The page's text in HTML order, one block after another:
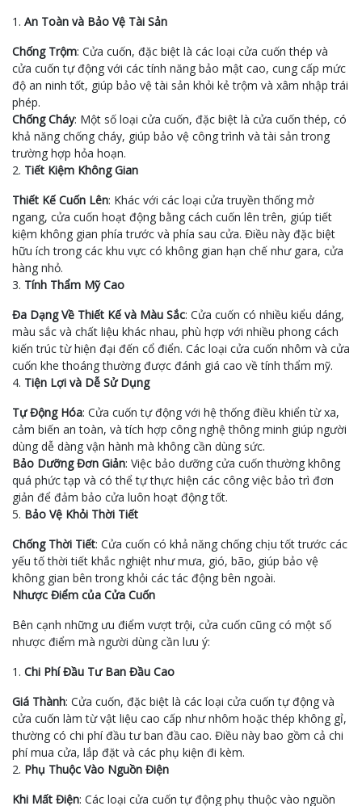
1. An Toàn và Bảo Vệ Tài Sản
Chống Trộm: Cửa cuốn, đặc biệt là các loại cửa cuốn thép và
cửa cuốn tự động với các tính năng bảo mật cao, cung cấp mức
độ an ninh tốt, giúp bảo vệ tài sản khỏi kẻ trộm và xâm nhập trái
phép.
Chống Cháy: Một số loại cửa cuốn, đặc biệt là cửa cuốn thép, có
khả năng chống cháy, giúp bảo vệ công trình và tài sản trong
trường hợp hỏa hoạn.
2. Tiết Kiệm Không Gian
Thiết Kế Cuốn Lên: Khác với các loại cửa truyền thống mở
ngang, cửa cuốn hoạt động bằng cách cuốn lên trên, giúp tiết
kiệm không gian phía trước và phía sau cửa. Điều này đặc biệt
hữu ích trong các khu vực có không gian hạn chế như gara, cửa
hàng nhỏ.
3. Tính Thẩm Mỹ Cao
Đa Dạng Về Thiết Kế và Màu Sắc: Cửa cuốn có nhiều kiểu dáng,
màu sắc và chất liệu khác nhau, phù hợp với nhiều phong cách
kiến trúc từ hiện đại đến cổ điển. Các loại cửa cuốn nhôm và cửa
cuốn khe thoáng thường được đánh giá cao về tính thẩm mỹ.
4. Tiện Lợi và Dễ Sử Dụng
Tự Động Hóa: Cửa cuốn tự động với hệ thống điều khiển từ xa,
cảm biến an toàn, và tích hợp công nghệ thông minh giúp người
dùng dễ dàng vận hành mà không cần dùng sức.
Bảo Dưỡng Đơn Giản: Việc bảo dưỡng cửa cuốn thường không
quá phức tạp và có thể tự thực hiện các công việc bảo trì đơn
giản để đảm bảo cửa luôn hoạt động tốt.
5. Bảo Vệ Khỏi Thời Tiết
Chống Thời Tiết: Cửa cuốn có khả năng chống chịu tốt trước các
yếu tố thời tiết khắc nghiệt như mưa, gió, bão, giúp bảo vệ
không gian bên trong khỏi các tác động bên ngoài.
Nhược Điểm của Cửa Cuốn
Bên cạnh những ưu điểm vượt trội, cửa cuốn cũng có một số
nhược điểm mà người dùng cần lưu ý:
1. Chi Phí Đầu Tư Ban Đầu Cao
Giá Thành: Cửa cuốn, đặc biệt là các loại cửa cuốn tự động và
cửa cuốn làm từ vật liệu cao cấp như nhôm hoặc thép không gỉ,
thường có chi phí đầu tư ban đầu cao. Điều này bao gồm cả chi
phí mua cửa, lắp đặt và các phụ kiện đi kèm.
2. Phụ Thuộc Vào Nguồn Điện
Khi Mất Điện: Các loại cửa cuốn tự động phụ thuộc vào nguồn